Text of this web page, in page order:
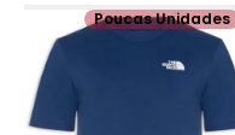
Poucas Unidades